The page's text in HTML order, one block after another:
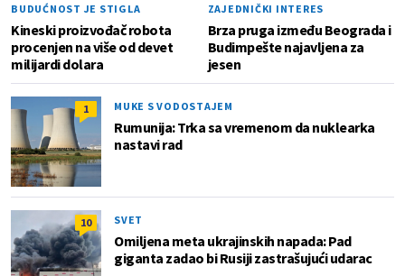
BUDUĆNOST JE STIGLA
Kineski proizvođač robota
procenjen na više od devet
milijardi dolara
ZAJEDNIČKI INTERES
Brza pruga između Beograda i
Budimpešte najavljena za
jesen
1 MUKE S VODOSTAJEM
Rumunija: Trka sa vremenom da nuklearka
nastavi rad
10 SVET
Omiljena meta ukrajinskih napada: Pad
giganta zadao bi Rusiji zastrašujući udarac